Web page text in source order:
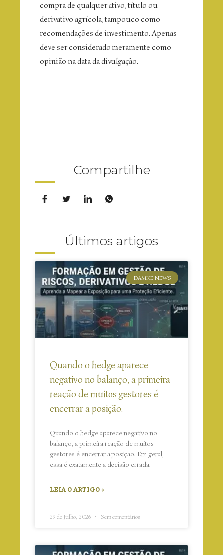
compra de qualquer ativo, título ou
derivativo agrícola, tampouco como
recomendações de investimento. Apenas
deve ser considerado meramente como
opinião na data da divulgação.
Compartilhe
Últimos artigos
DAMKE NEWS
Quando o hedge aparece
negativo no balanço, a primeira
reação de muitos gestores é
encerrar a posição.
Quando o hedge aparece negativo no
balanço, a primeira reação de muitos
gestores é encerrar a posição. Em geral,
essa é exatamente a decisão errada.
LEIA O ARTIGO »
29 de Julho, 2026 Sem comentários